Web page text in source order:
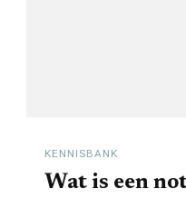
KENNISBANK
Wat is een